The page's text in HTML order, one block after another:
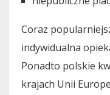
Coraz
indywidualna
Ponadto polskie
krajach Unii